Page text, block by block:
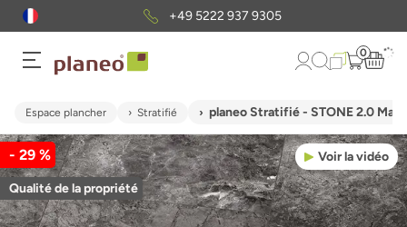
+49 5222 937 9305
0
Espace plancher Stratifié planeo Stratifié - STONE 2.0
Voir la vidéo
- 29 %
Qualité de la propriété